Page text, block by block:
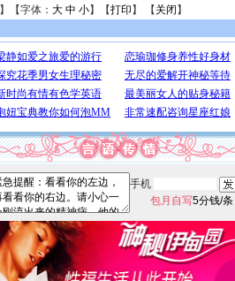
】【字体： 大 中 小】【打印 】 【 关闭 】
手机
包月自写5分钱/条